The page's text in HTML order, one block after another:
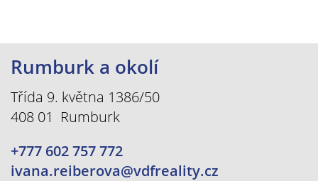
Rumburk a okolí
Třída 9. května 1386/50
408 01 Rumburk
+777 602 757 772
ivana.reiberova@vdfreality.cz